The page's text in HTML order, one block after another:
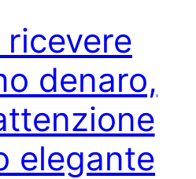
denaro,
elegante